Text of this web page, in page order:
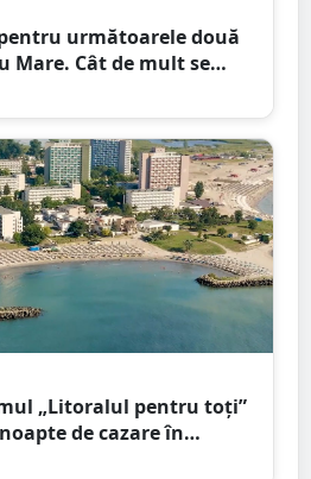
următoarele două
Mare. Cât de mult se
„Litoralul pentru toţi”
de cazare în
de la Marea Neagră